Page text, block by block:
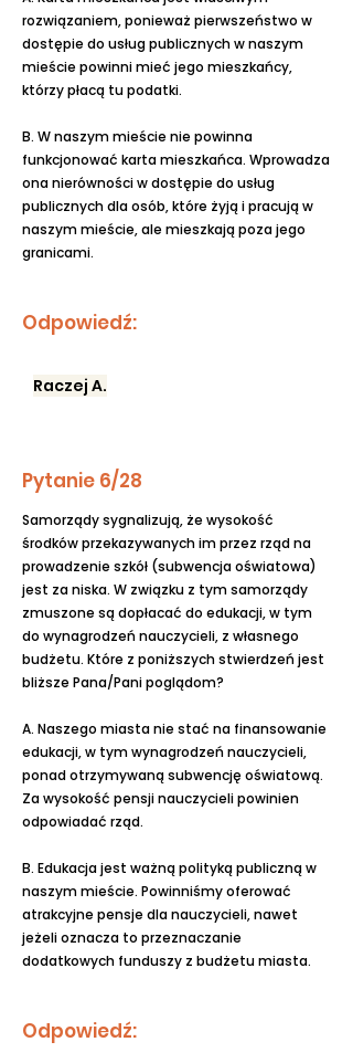
rozwiązaniem, ponieważ pierwszeństwo w
dostępie do usług publicznych w naszym
mieście powinni mieć jego mieszkańcy,
którzy płacą tu podatki.
B. W naszym mieście nie powinna
funkcjonować karta mieszkańca. Wprowadza
ona nierówności w dostępie do usług
publicznych dla osób, które żyją i pracują w
naszym mieście, ale mieszkają poza jego
granicami.
Odpowiedź:
Raczej A.
Pytanie 6/28
Samorządy sygnalizują, że wysokość
środków przekazywanych im przez rząd na
prowadzenie szkół (subwencja oświatowa)
jest za niska. W związku z tym samorządy
zmuszone są dopłacać do edukacji, w tym
do wynagrodzeń nauczycieli, z własnego
budżetu. Które z poniższych stwierdzeń jest
bliższe Pana/Pani poglądom?
A. Naszego miasta nie stać na finansowanie
edukacji, w tym wynagrodzeń nauczycieli,
ponad otrzymywaną subwencję oświatową.
Za wysokość pensji nauczycieli powinien
odpowiadać rząd.
B. Edukacja jest ważną polityką publiczną w
naszym mieście. Powinniśmy oferować
atrakcyjne pensje dla nauczycieli, nawet
jeżeli oznacza to przeznaczanie
dodatkowych funduszy z budżetu miasta.
Odpowiedź: